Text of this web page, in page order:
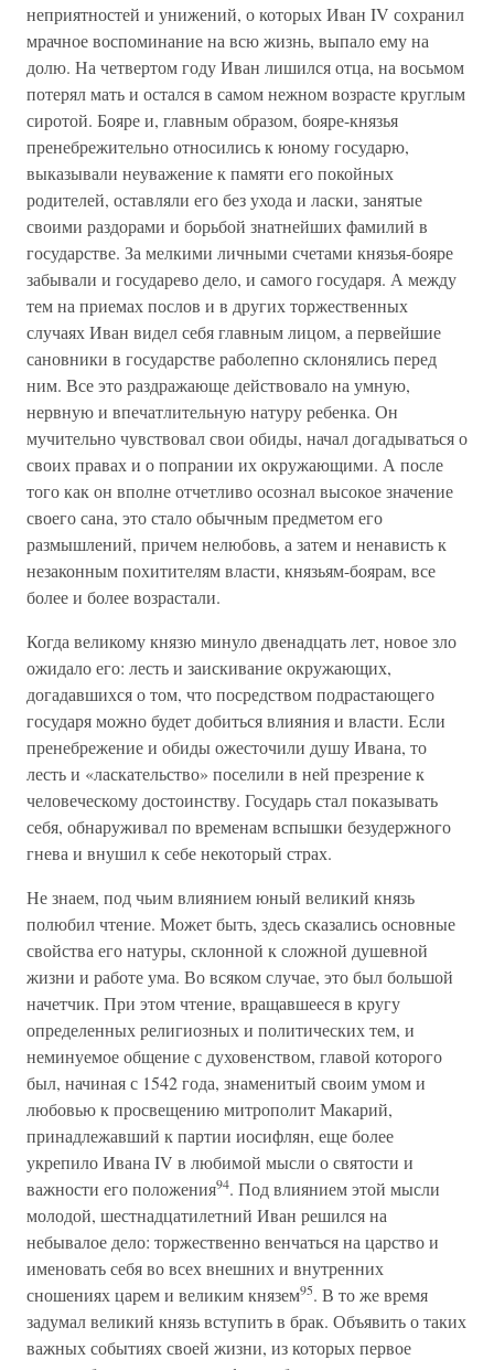
неприятностей и унижений, о которых Иван IV сохранил
мрачное воспоминание на всю жизнь, выпало ему на
долю. На четвертом году Иван лишился отца, на восьмом
потерял мать и остался в самом нежном возрасте круглым
сиротой. Бояре и, главным образом, бояре-князья
пренебрежительно относились к юному государю,
выказывали неуважение к памяти его покойных
родителей, оставляли его без ухода и ласки, занятые
своими раздорами и борьбой знатнейших фамилий в
государстве. За мелкими личными счетами князья-бояре
забывали и государево дело, и самого государя. А между
тем на приемах послов и в других торжественных
случаях Иван видел себя главным лицом, а первейшие
сановники в государстве раболепно склонялись перед
ним. Все это раздражающе действовало на умную,
нервную и впечатлительную натуру ребенка. Он
мучительно чувствовал свои обиды, начал догадываться о
своих правах и о попрании их окружающими. А после
того как он вполне отчетливо осознал высокое значение
своего сана, это стало обычным предметом его
размышлений, причем нелюбовь, а затем и ненависть к
незаконным похитителям власти, князьям-боярам, все
более и более возрастали.
Когда великому князю минуло двенадцать лет, новое зло
ожидало его: лесть и заискивание окружающих,
догадавшихся о том, что посредством подрастающего
государя можно будет добиться влияния и власти. Если
пренебрежение и обиды ожесточили душу Ивана, то
лесть и «ласкательство» поселили в ней презрение к
человеческому достоинству. Государь стал показывать
себя, обнаруживал по временам вспышки безудержного
гнева и внушил к себе некоторый страх.
Не знаем, под чьим влиянием юный великий князь
полюбил чтение. Может быть, здесь сказались основные
свойства его натуры, склонной к сложной душевной
жизни и работе ума. Во всяком случае, это был большой
начетчик. При этом чтение, вращавшееся в кругу
определенных религиозных и политических тем, и
неминуемое общение с духовенством, главой которого
был, начиная с 1542 года, знаменитый своим умом и
любовью к просвещению митрополит Макарий,
принадлежавший к партии иосифлян, еще более
укрепило Ивана IV в любимой мысли о святости и
важности его положения94. Под влиянием этой мысли
молодой, шестнадцатилетний Иван решился на
небывалое дело: торжественно венчаться на царство и
именовать себя во всех внешних и внутренних
сношениях царем и великим князем95. В то же время
задумал великий князь вступить в брак. Объявить о таких
важных событиях своей жизни, из которых первое